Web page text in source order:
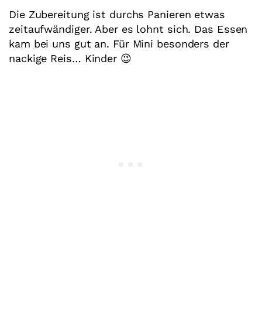
Die Zubereitung ist durchs Panieren etwas
zeitaufwändiger. Aber es lohnt sich. Das Essen
kam bei uns gut an. Für Mini besonders der
nackige Reis… Kinder 😉